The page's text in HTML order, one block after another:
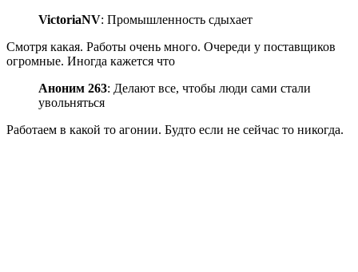
VictoriaNV: Промышленность сдыхает
Смотря какая. Работы очень много. Очереди у поставщиков
огромные. Иногда кажется что
Аноним 263: Делают все, чтобы люди сами стали
увольняться
Работаем в какой то агонии. Будто если не сейчас то никогда.